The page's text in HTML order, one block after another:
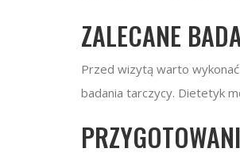
ZALECANE
Przed wizytą warto
badania tarczycy. Dietetyk